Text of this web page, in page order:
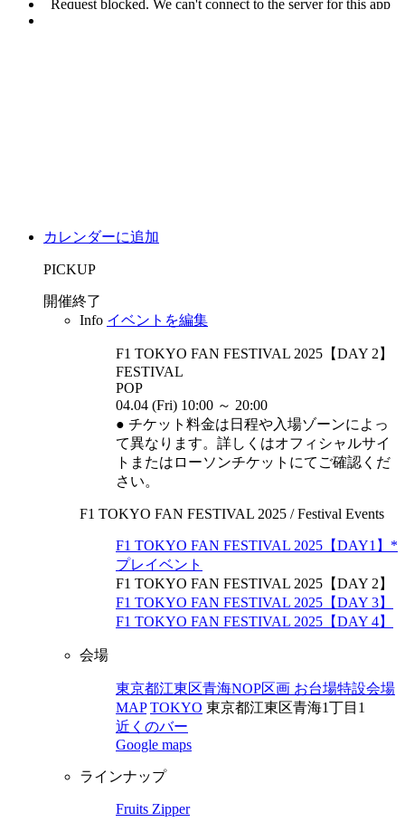
カレンダーに追加
PICKUP
開催終了
Info イベントを編集
F1 TOKYO FAN FESTIVAL 2025【DAY 2】
FESTIVAL
POP
04.04 (Fri) 10:00 ～ 20:00
● チケット料⾦は⽇程や⼊場ゾーンによっ
て異なります。詳しくはオフィシャルサイ
トまたはローソンチケットにてご確認くだ
さい。
F1 TOKYO FAN FESTIVAL 2025 / Festival Events
F1 TOKYO FAN FESTIVAL 2025【DAY1】*
プレイベント
F1 TOKYO FAN FESTIVAL 2025【DAY 2】
F1 TOKYO FAN FESTIVAL 2025【DAY 3】
F1 TOKYO FAN FESTIVAL 2025【DAY 4】
会場
東京都江東区⻘海NOP区画 お台場特設会場
MAP TOKYO 東京都江東区⻘海1丁⽬1
近くのバー
Google maps
ラインナップ
Fruits Zipper